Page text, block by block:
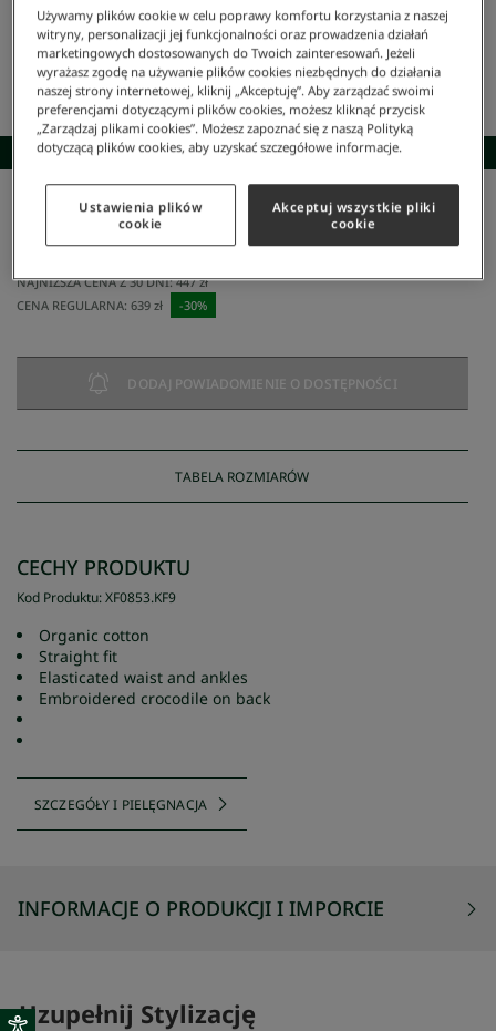
SKOMPLETUJ STYLIZACJĘ
Kobieta/Odzież/Spodnie Dresowe Spodnie Dresowe Jogger Z Haftem
Spodnie Dresowe Jogger Z Haftem
NAJNIŻSZA CENA Z 30 DNI: 447 zł
CENA REGULARNA: 639 zł -30%
DODAJ POWIADOMIENIE O DOSTĘPNOŚCI
TABELA ROZMIARÓW
CECHY PRODUKTU
Kod Produktu:XF0853.KF9
Organic cotton
Straight fit
Elasticated waist and ankles
Embroidered crocodile on back
SZCZEGÓŁY I PIELĘGNACJA
INFORMACJE O PRODUKCJI I IMPORCIE
Uzupełnij Stylizację
Używamy plików cookie w celu poprawy komfortu korzystania z naszej
witryny, personalizacji jej funkcjonalności oraz prowadzenia działań
marketingowych dostosowanych do Twoich zainteresowań. Jeżeli
wyrażasz zgodę na używanie plików cookies niezbędnych do działania
naszej strony internetowej, kliknij „Akceptuję”. Aby zarządzać swoimi
preferencjami dotyczącymi plików cookies, możesz kliknąć przycisk
„Zarządzaj plikami cookies”. Możesz zapoznać się z naszą Polityką
dotyczącą plików cookies, aby uzyskać szczegółowe informacje.
Ustawienia plików
cookie
Akceptuj wszystkie pliki
cookie